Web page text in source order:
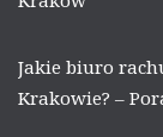
Jakie biuro
Krakowie? –